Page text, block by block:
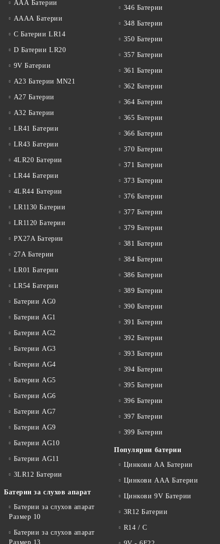
ААА Батерии
АААА Батерии
C Батерии LR14
D Батерии LR20
9V Батерии
A23 Батерии MN21
A27 Батерии
A32 Батерии
LR41 Батерии
LR43 Батерии
4LR20 Батерии
LR44 Батерии
4LR44 Батерии
LR1130 Батерии
LR1120 Батерии
PX27A Батерии
27A Батерии
LR01 Батерии
LR54 Батерии
Батерии AG0
Батерии AG1
Батерии AG2
Батерии AG3
Батерии AG4
Батерии AG5
Батерии AG6
Батерии AG7
Батерии AG9
Батерии AG10
Батерии AG11
3LR12 Батерии
Батерии за слухов апарат
Батерии за слухов апарат
Размер 10
Батерии за слухов апарат
Размер 13
346 Батерии
348 Батерии
350 Батерии
357 Батерии
361 Батерии
362 Батерии
364 Батерии
365 Батерии
366 Батерии
370 Батерии
371 Батерии
373 Батерии
376 Батерии
377 Батерии
379 Батерии
381 Батерии
384 Батерии
386 Батерии
389 Батерии
390 Батерии
391 Батерии
392 Батерии
393 Батерии
394 Батерии
395 Батерии
396 Батерии
397 Батерии
399 Батерии
Популярни батерии
Цинкови АА Батерии
Цинкови ААА Батерии
Цинкови 9V Батерии
3R12 Батерии
R14 / C